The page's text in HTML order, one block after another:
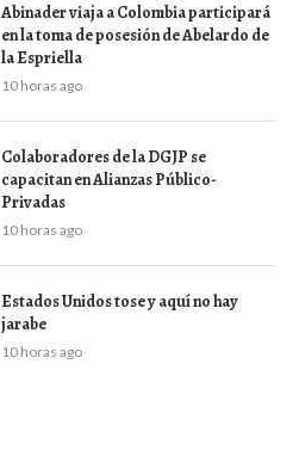
Abinader viaja a Colombia participará
en la toma de posesión de Abelardo de
la Espriella
10 horas ago
Colaboradores de la DGJP se
capacitan en Alianzas Público-
Privadas
10 horas ago
Estados Unidos tose y aquí no hay
jarabe
10 horas ago